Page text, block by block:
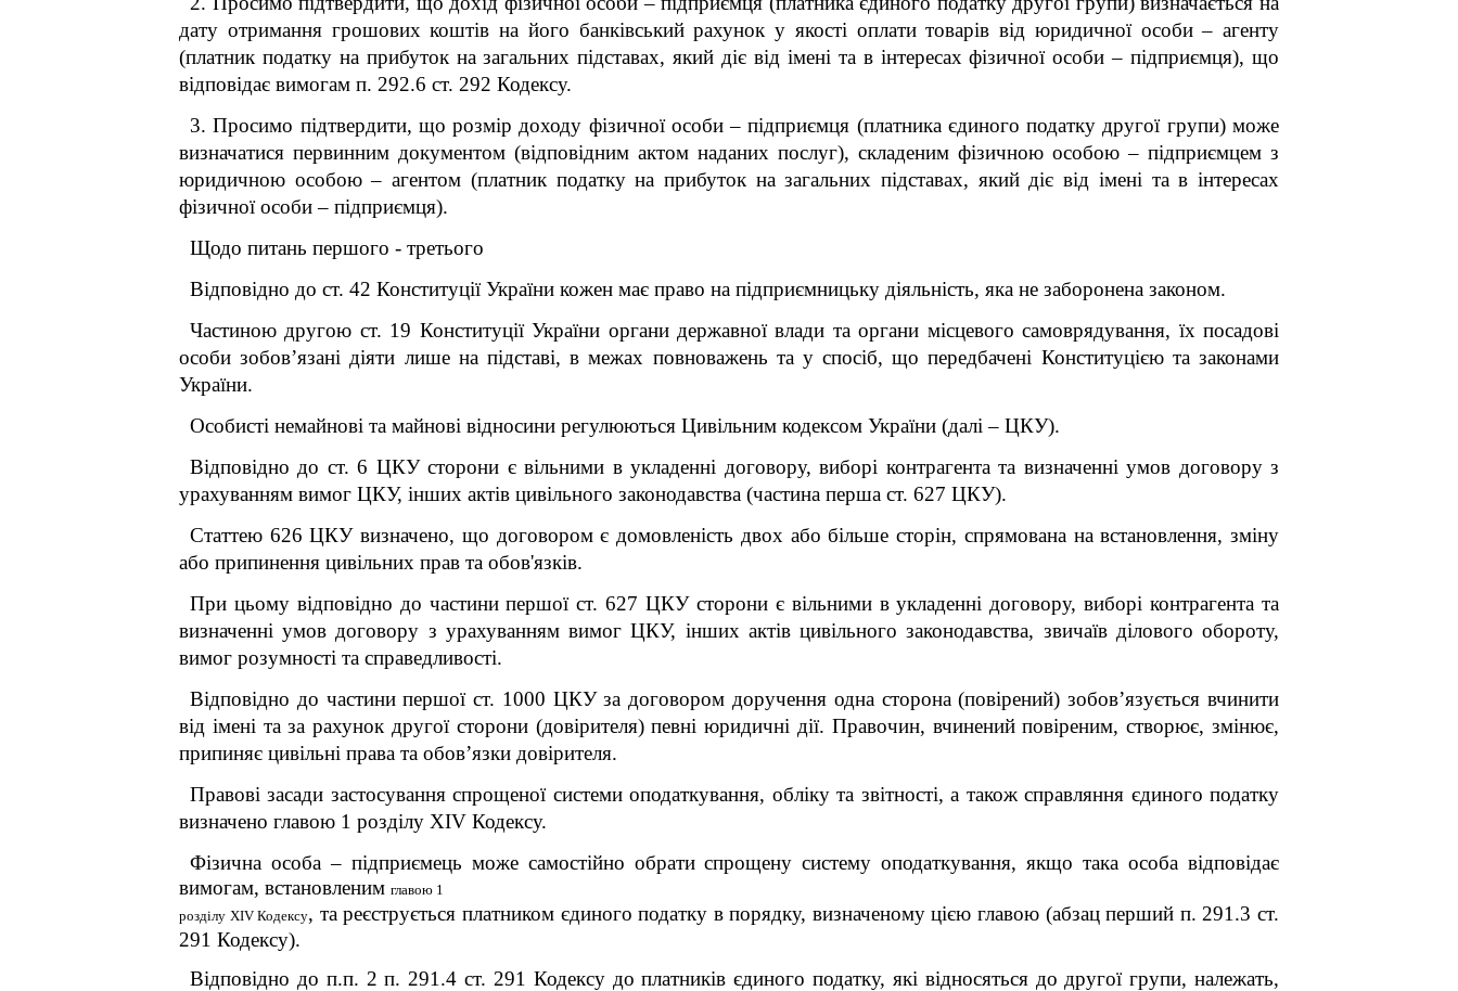
дату отримання грошових коштів на його банківський рахунок у якості оплати товарів від юридичної особи – агенту
(платник податку на прибуток на загальних підставах, який діє від імені та в інтересах фізичної особи – підприємця), що
відповідає вимогам п. 292.6 ст. 292 Кодексу.
3. Просимо підтвердити, що розмір доходу фізичної особи – підприємця (платника єдиного податку другої групи) може
визначатися первинним документом (відповідним актом наданих послуг), складеним фізичною особою – підприємцем з
юридичною особою – агентом (платник податку на прибуток на загальних підставах, який діє від імені та в інтересах
фізичної особи – підприємця).
Щодо питань першого - третього
Відповідно до ст. 42 Конституції України кожен має право на підприємницьку діяльність, яка не заборонена законом.
Частиною другою ст. 19 Конституції України органи державної влади та органи місцевого самоврядування, їх посадові
особи зобов’язані діяти лише на підставі, в межах повноважень та у спосіб, що передбачені Конституцією та законами
України.
Особисті немайнові та майнові відносини регулюються Цивільним кодексом України (далі – ЦКУ).
Відповідно до ст. 6 ЦКУ сторони є вільними в укладенні договору, виборі контрагента та визначенні умов договору з
урахуванням вимог ЦКУ, інших актів цивільного законодавства (частина перша ст. 627 ЦКУ).
Статтею 626 ЦКУ визначено, що договором є домовленість двох або більше сторін, спрямована на встановлення, зміну
або припинення цивільних прав та обов'язків.
При цьому відповідно до частини першої ст. 627 ЦКУ сторони є вільними в укладенні договору, виборі контрагента та
визначенні умов договору з урахуванням вимог ЦКУ, інших актів цивільного законодавства, звичаїв ділового обороту,
вимог розумності та справедливості.
Відповідно до частини першої ст. 1000 ЦКУ за договором доручення одна сторона (повірений) зобов’язується вчинити
від імені та за рахунок другої сторони (довірителя) певні юридичні дії. Правочин, вчинений повіреним, створює, змінює,
припиняє цивільні права та обов’язки довірителя.
Правові засади застосування спрощеної системи оподаткування, обліку та звітності, а також справляння єдиного податку
визначено главою 1 розділу XIV Кодексу.
Фізична особа – підприємець може самостійно обрати спрощену систему оподаткування, якщо така особа відповідає
вимогам, встановленим главою 1
розділу XIV Кодексу, та реєструється платником єдиного податку в порядку, визначеному цією главою (абзац перший п. 291.3 ст.
291 Кодексу).
Відповідно до п.п. 2 п. 291.4 ст. 291 Кодексу до платників єдиного податку, які відносяться до другої групи, належать,